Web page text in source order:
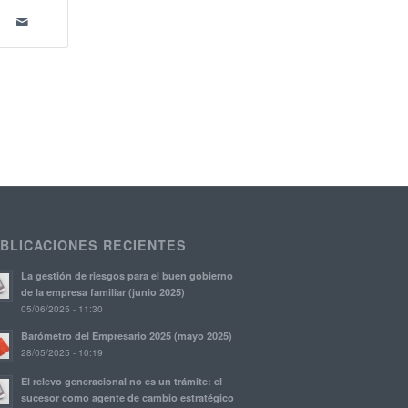
RECIENTES
La gestión de riesgos para el buen gobierno
de la empresa familiar (junio 2025)
05/06/2025 - 11:30
Barómetro del Empresario 2025 (mayo 2025)
28/05/2025 - 10:19
El relevo generacional no es un trámite: el
sucesor como agente de cambio estratégico